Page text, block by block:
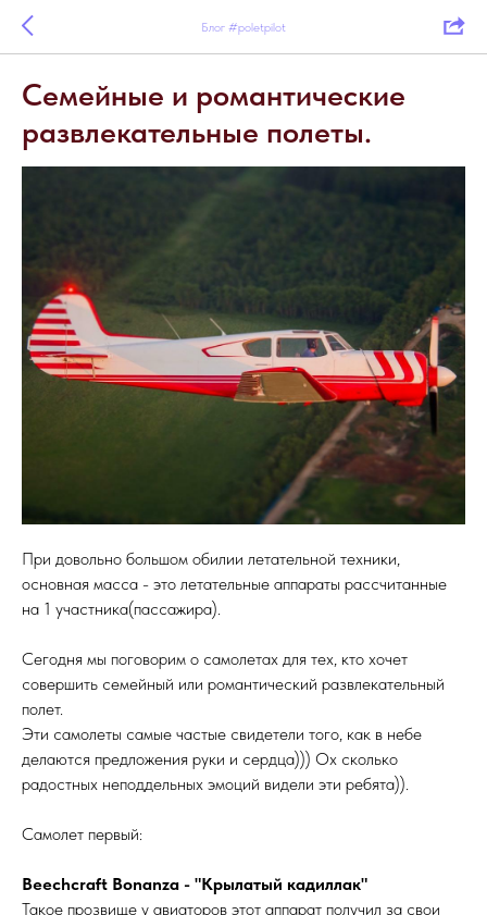
Блог #poletpilot
Семейные и романтические
развлекательные полеты.
При довольно большом обилии летательной техники,
основная масса - это летательные аппараты рассчитанные
на 1 участника(пассажира).
Сегодня мы поговорим о самолетах для тех, кто хочет
совершить семейный или романтический развлекательный
полет.
Эти самолеты самые частые свидетели того, как в небе
делаются предложения руки и сердца))) Ох сколько
радостных неподдельных эмоций видели эти ребята)).
Самолет первый:
Beechcraft Bonanza - "Крылатый кадиллак"
Такое прозвище у авиаторов этот аппарат получил за свои